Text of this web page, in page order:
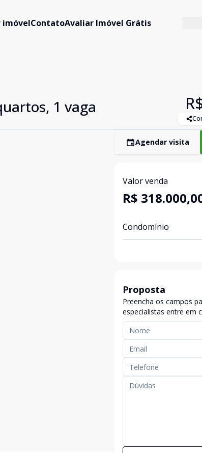
imóvelContatoAvaliar Imóvel Grátis
1 vaga
Agendar visita
Valor venda
R$
Condomínio
Proposta
Preencha os campos
especialistas entre em